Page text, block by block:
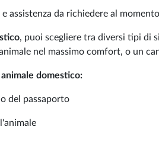
assistenza da richiedere al
, puoi scegliere tra diversi tipi di
nel massimo comfort, o un
domestico:
del passaporto